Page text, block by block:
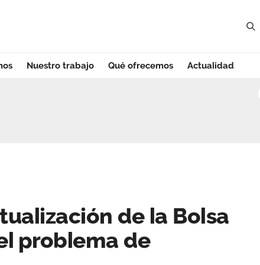
Nuestro trabajo Qué ofrecemos Actualidad
de la
de la Bolsa
problema de